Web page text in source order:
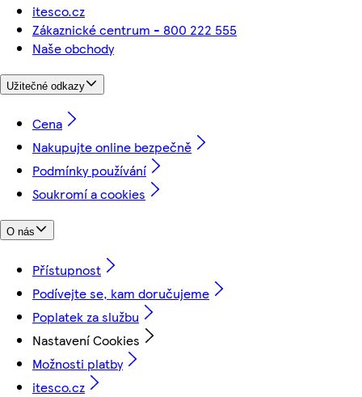
itesco.cz
Zákaznické centrum - 800 222 555
Naše obchody
Užitečné odkazy
Cena
Nakupujte online bezpečně
Podmínky používání
Soukromí a cookies
O nás
Přístupnost
Podívejte se, kam doručujeme
Poplatek za službu
Nastavení Cookies
Možnosti platby
itesco.cz